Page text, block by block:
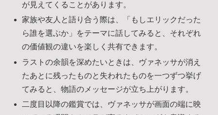
が見えてくることがあります。
家族や友人と語り合う際は、「もしエリックだった
ら誰を選ぶか」をテーマに話してみると、それぞれ
の価値観の違いを楽しく共有できます。
ラストの余韻を深めたいときは、ヴァネッサが消え
たあとに残ったものと失われたものを一つずつ挙げ
てみると、物語のメッセージが立ち上がります。
二度目以降の鑑賞では、ヴァネッサが画面の端に映